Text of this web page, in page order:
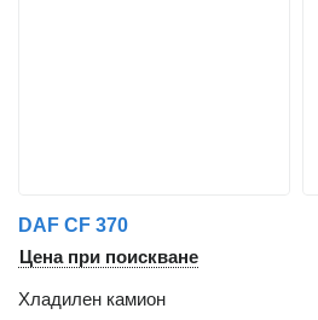
DAF CF 370
Цена при поискване
Хладилен камион